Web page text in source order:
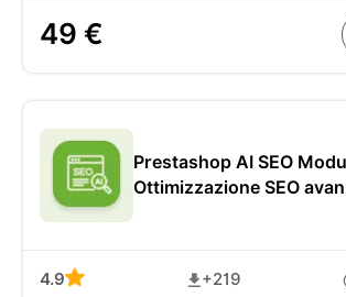
49 €
Prestashop AI SEO
Ottimizzazione SEO
4.9 +219